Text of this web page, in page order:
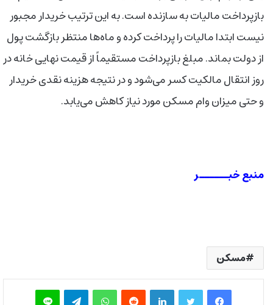
بازپرداخت مالیات به سازنده است. به این ترتیب خریدار مجبور
نیست ابتدا مالیات را پرداخت کرده و ماه‌ها منتظر بازگشت پول
از دولت بماند. مبلغ بازپرداخت مستقیماً از قیمت نهایی خانه در
روز انتقال مالکیت کسر می‌شود و در نتیجه هزینه نقدی خریدار
و حتی میزان وام مسکن مورد نیاز کاهش می‌یابد.
منبع خبــــــر
مسکن
فیس بوک توییتر لینکدین‫رددیت واتس آپ تلگرام لاین